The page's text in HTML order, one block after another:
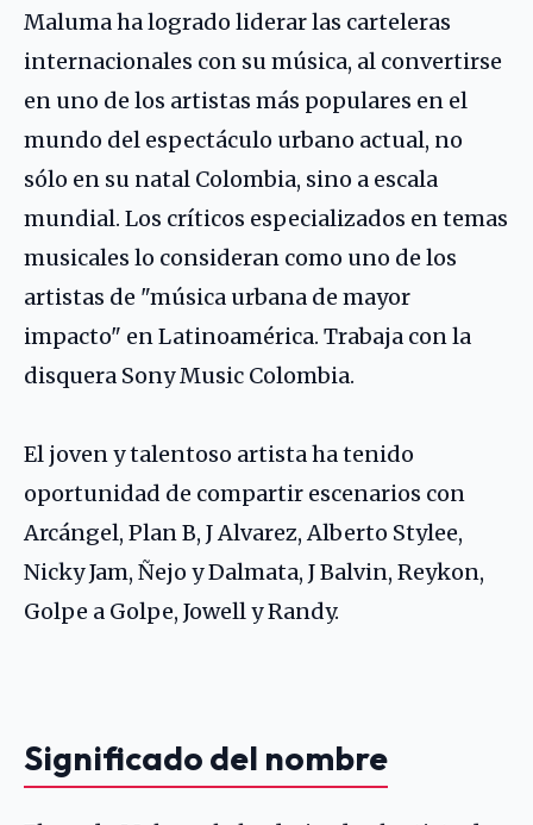
Maluma ha logrado liderar las carteleras
internacionales con su música, al convertirse
en uno de los artistas más populares en el
mundo del espectáculo urbano actual, no
sólo en su natal Colombia, sino a escala
mundial. Los críticos especializados en temas
musicales lo consideran como uno de los
artistas de "música urbana de mayor
impacto" en Latinoamérica. Trabaja con la
disquera Sony Music Colombia.
El joven y talentoso artista ha tenido
oportunidad de compartir escenarios con
Arcángel, Plan B, J Alvarez,Alberto Stylee,
Nicky Jam, Ñejo yDalmata, J Balvin, Reykon,
Golpe a Golpe, Jowell y Randy.
Significado del nombre